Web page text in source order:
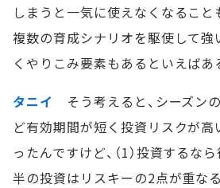
しまうと一気に使えなくなること
複数の育成シナリオを駆使して強
くやりこみ要素もあるといえば
タニイ
そう考えると、シーズン
ど有効期間が短く投資リスクが
ったんですけど、（1）投資するな
半の投資はリスキーの2点が重な